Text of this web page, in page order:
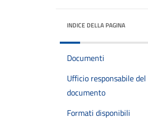
INDICE DELLA PAGINA
Documenti
Ufficio responsabile del
documento
Formati disponibili